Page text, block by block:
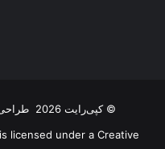
© کپی‌رایت 2026
licensed under a Creative